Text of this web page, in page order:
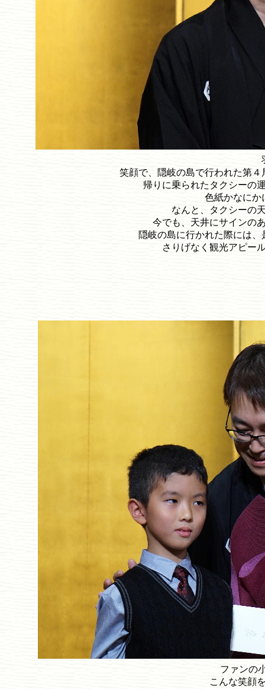
笑顔で、隠岐の島で行われた第
帰りに乗られたタクシーの
色紙かなにか
なんと、タクシーの
今でも、天井にサインの
隠岐の島に行かれた際には
さりげなく観光アピー
ファンの
こんな笑顔